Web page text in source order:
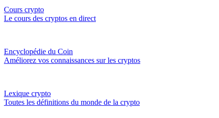
Cours crypto
Le cours des cryptos en direct
Encyclopédie du Coin
Améliorez vos connaissances sur les cryptos
Lexique crypto
Toutes les définitions du monde de la crypto